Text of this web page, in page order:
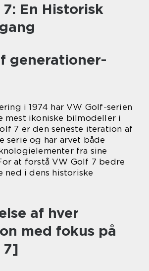
En Historisk
generationer-
i 1974 har VW Golf-serien
mest ikoniske bilmodeller i
7 er den seneste iteration af
serie og har arvet både
fra sine
at forstå VW Golf 7 bedre
ned i dens historiske
af hver
med fokus på
7]